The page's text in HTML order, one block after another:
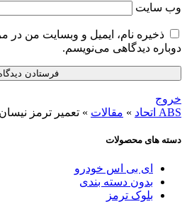
وب‌ سایت
ذخیره نام، ایمیل و وبسایت من در
دوباره دیدگاهی می‌نویسم.
خروج
ABS اتحاد
» مقالات » تعمیر ترمز نیسان
دسته های محصولات
ای بی اس خودرو
بدون دسته بندی
بلوک ترمز